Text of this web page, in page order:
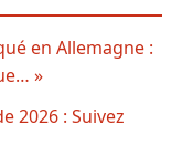
en Allemagne :
»
2026 : Suivez